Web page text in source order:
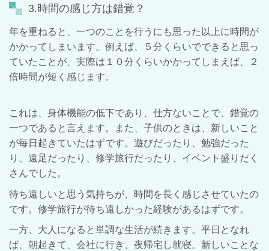
3.時間の感じ方は錯覚？
年を重ねると、一つのことを行うにも思った以上に時間が
かかってしまいます。例えば、５分くらいでできると思っ
ていたことが、実際は１０分くらいかかってしまえば、２
倍時間が短く感じます。
これは、身体機能の低下であり、仕方ないことで、錯覚の
一つであると言えます。
また、子供のときは、新しいこと
が毎日起きていたはずです。 遊びだったり、勉強だった
り、遠足だったり、修学旅行だったり、イベント盛りだく
さんでした。
待ち遠しいと思う気持ちが、時間を長く感じさせていたの
です。修学旅行が待ち遠しかった経験があるはずです。
一方、大人になると単調な生活が続きます。平日となれ
ば、朝起きて、会社に行き、夜帰宅し就寝。新しいことな